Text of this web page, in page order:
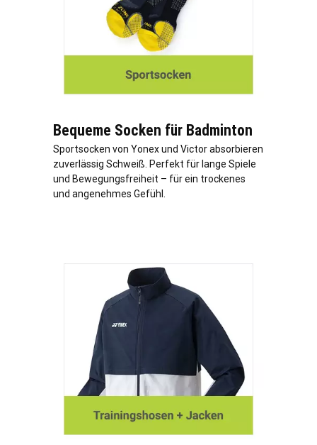
Bequeme Socken für Badminton
Sportsocken von Yonex und Victor absorbieren
zuverlässig Schweiß. Perfekt für lange Spiele
und Bewegungsfreiheit – für ein trockenes
und angenehmes Gefühl.